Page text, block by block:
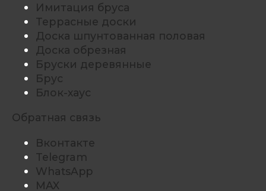
Имитация бруса
Террасные доски
Доска шпунтованная половая
Доска обрезная
Бруски деревянные
Брус
Блок-хаус
Обратная связь
Вконтакте
Telegram
WhatsApp
MAX